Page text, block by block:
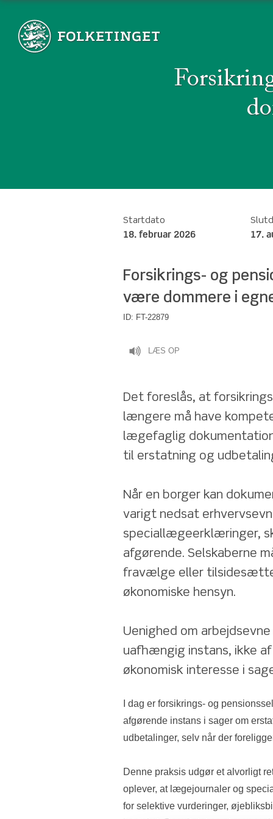
Startdato
18. februar 2026
17.
Forsikrings- og
være dommere i
ID: FT-22879
LÆS OP
Det foreslås, at
længere må have
lægefaglig
til erstatning og
Når en borger kan
varigt nedsat
speciallægeerklæringer,
afgørende. Selskaberne
fravælge eller
økonomiske hensyn.
Uenighed om
uafhængig instans, ikke
økonomisk interesse i
I dag er forsikrings- og
afgørende instans i sager om
udbetalinger, selv når der
Denne praksis udgør et alvorligt
oplever, at lægejournaler og
for selektive vurderinger,